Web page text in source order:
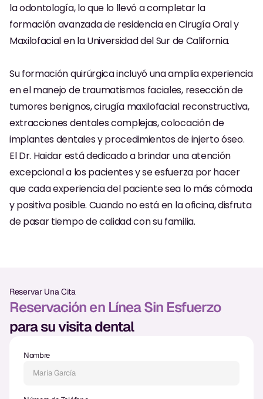
RESTAURATIVO
All-on-4
All-on-6
Coronas y Fundas
Puentes Dentales
Empastes Dentales
Dentaduras
Implantes Dentales
Dentaduras en el Mismo Día
COSMÉTICA
Coronas de Cerámica
Carillas
la odontología, lo que lo llevó a completar la
formación avanzada de residencia en Cirugía Oral y
Maxilofacial en la Universidad del Sur de California.
Su formación quirúrgica incluyó una amplia experiencia
en el manejo de traumatismos faciales, resección de
tumores benignos, cirugía maxilofacial reconstructiva,
extracciones dentales complejas, colocación de
implantes dentales y procedimientos de injerto óseo.
El Dr. Haidar está dedicado a brindar una atención
excepcional a los pacientes y se esfuerza por hacer
que cada experiencia del paciente sea lo más cómoda
y positiva posible. Cuando no está en la oficina, disfruta
de pasar tiempo de calidad con su familia.
Reservar Una Cita
Reservación en Línea Sin Esfuerzo
para su visita dental
Nombre